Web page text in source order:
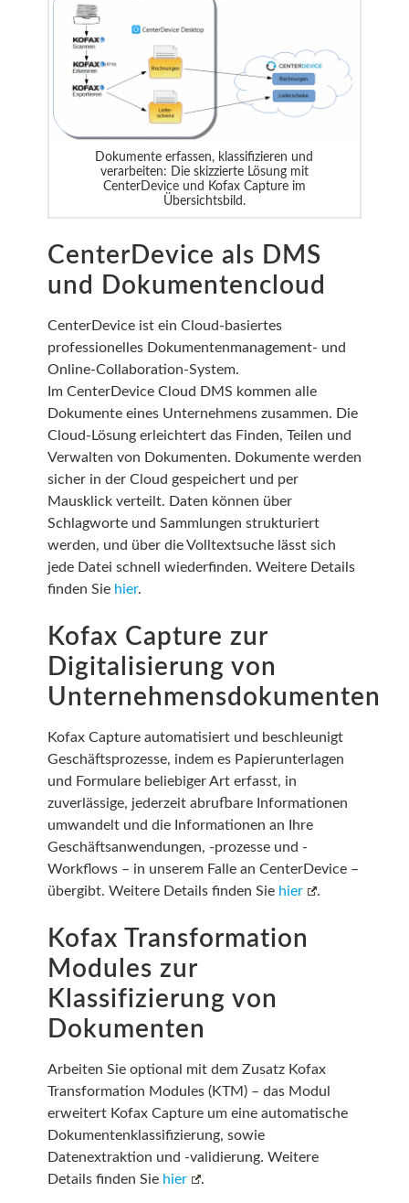
Dokumente erfassen, klassifizieren und
verarbeiten: Die skizzierte Lösung mit
CenterDevice und Kofax Capture im
Übersichtsbild.
CenterDevice als DMS
und Dokumentencloud
CenterDevice ist ein Cloud-basiertes
professionelles Dokumentenmanagement- und
Online-Collaboration-System.
Im CenterDevice Cloud DMS kommen alle
Dokumente eines Unternehmens zusammen. Die
Cloud-Lösung erleichtert das Finden, Teilen und
Verwalten von Dokumenten. Dokumente werden
sicher in der Cloud gespeichert und per
Mausklick verteilt. Daten können über
Schlagworte und Sammlungen strukturiert
werden, und über die Volltextsuche lässt sich
jede Datei schnell wiederfinden. Weitere Details
finden Sie hier.
Kofax Capture zur
Digitalisierung von
Unternehmensdokumenten
Kofax Capture automatisiert und beschleunigt
Geschäftsprozesse, indem es Papierunterlagen
und Formulare beliebiger Art erfasst, in
zuverlässige, jederzeit abrufbare Informationen
umwandelt und die Informationen an Ihre
Geschäftsanwendungen, -prozesse und -
Workflows – in unserem Falle an CenterDevice –
übergibt. Weitere Details finden Sie hier .
Kofax Transformation
Modules zur
Klassifizierung von
Dokumenten
Arbeiten Sie optional mit dem Zusatz Kofax
Transformation Modules (KTM) – das Modul
erweitert Kofax Capture um eine automatische
Dokumentenklassifizierung, sowie
Datenextraktion und -validierung. Weitere
Details finden Sie hier .